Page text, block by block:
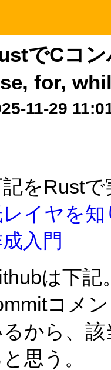
でCコ
for,
11-29
をRust
イヤを
入門
は下記
コメ
るから、
思う。